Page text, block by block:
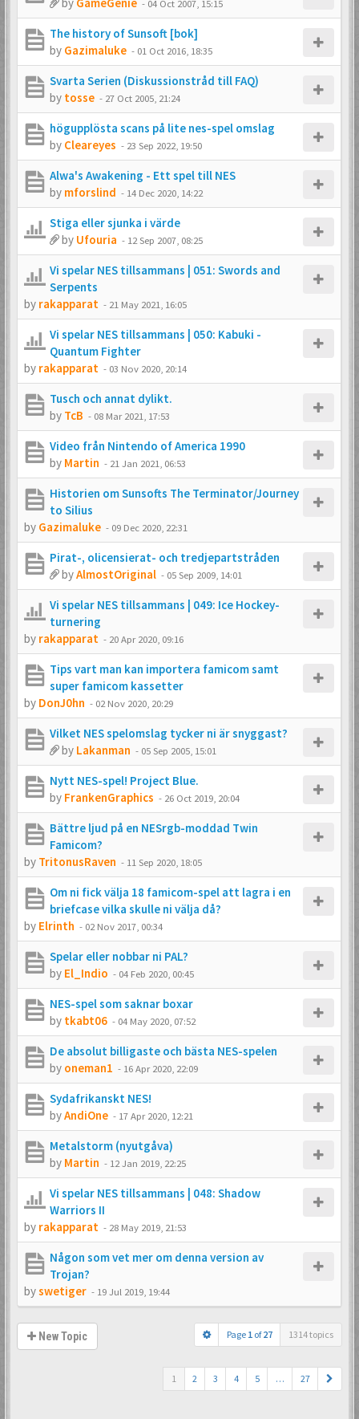
- 04 Oct 2007, 15:15
The history of Sunsoft [bok]
by Gazimaluke - 01 Oct 2016, 18:35
Svarta Serien (Diskussionstråd till FAQ)
by tosse - 27 Oct 2005, 21:24
högupplösta scans på lite nes-spel omslag
by Cleareyes - 23 Sep 2022, 19:50
Alwa's Awakening - Ett spel till NES
by mforslind - 14 Dec 2020, 14:22
Stiga eller sjunka i värde
by Ufouria - 12 Sep 2007, 08:25
Vi spelar NES tillsammans | 051: Swords and
Serpents
by rakapparat - 21 May 2021, 16:05
Vi spelar NES tillsammans | 050: Kabuki -
Quantum Fighter
by rakapparat - 03 Nov 2020, 20:14
Tusch och annat dylikt.
by TcB - 08 Mar 2021, 17:53
Video från Nintendo of America 1990
by Martin - 21 Jan 2021, 06:53
Historien om Sunsofts The Terminator/Journey
to Silius
by Gazimaluke - 09 Dec 2020, 22:31
Pirat-, olicensierat- och tredjepartstråden
byAlmostOriginal - 05 Sep 2009, 14:01
Vi spelar NES tillsammans | 049: Ice Hockey-
turnering
by rakapparat - 20 Apr 2020, 09:16
Tips vart man kan importera famicom samt
super famicom kassetter
by DonJ0hn - 02 Nov 2020, 20:29
Vilket NES spelomslag tycker ni är snyggast?
by Lakanman - 05 Sep 2005, 15:01
Nytt NES-spel! Project Blue.
by FrankenGraphics - 26 Oct 2019, 20:04
Bättre ljud på en NESrgb-moddad Twin
Famicom?
by TritonusRaven - 11 Sep 2020, 18:05
Om ni fick välja 18 famicom-spel att lagra i en
briefcase vilka skulle ni välja då?
by Elrinth - 02 Nov 2017, 00:34
Spelar eller nobbar ni PAL?
by El_Indio - 04 Feb 2020, 00:45
NES-spel som saknar boxar
by tkabt06 - 04 May 2020, 07:52
De absolut billigaste och bästa NES-spelen
by oneman1 - 16 Apr 2020, 22:09
Sydafrikanskt NES!
byAndiOne - 17 Apr 2020, 12:21
Metalstorm (nyutgåva)
by Martin - 12 Jan 2019, 22:25
Vi spelar NES tillsammans | 048: Shadow
Warriors II
by rakapparat - 28 May 2019, 21:53
Någon som vet mer om denna version av
Trojan?
byswetiger - 19 Jul 2019, 19:44
New Topic Page 1 of27 1314 topics
1 2 3 4 5 … 27